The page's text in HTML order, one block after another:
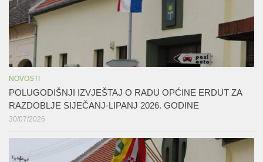
NOVOSTI
POLUGODIŠNJI IZVJEŠTAJ O RADU OPĆINE ERDUT ZA
RAZDOBLJE SIJEČANJ-LIPANJ 2026. GODINE
30/07/2026